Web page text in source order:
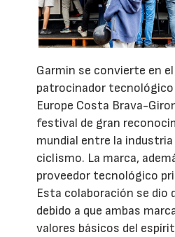
Garmin se convierte en
patrocinador
Europe Costa Brava-
festival de gran
mundial entre la
ciclismo. La marca,
proveedor tecnológico
Esta colaboración se dio
debido a que ambas
valores básicos del